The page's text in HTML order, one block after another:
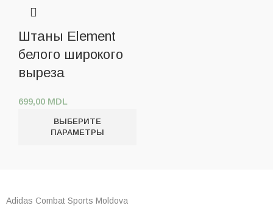
Штаны Element
белого широкого
выреза
699,00 MDL
ВЫБЕРИТЕ
ПАРАМЕТРЫ
Adidas Combat Sports Moldova